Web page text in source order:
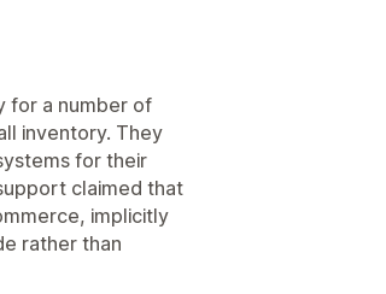
for a number of
inventory. They
for their
claimed that
implicitly
rather than